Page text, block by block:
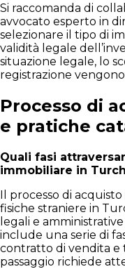
Si raccomanda di
avvocato esperto in
selezionare il tipo di
validità legale
situazione legale, lo
registrazione
Processo di
e pratiche
Quali fasi
immobiliare in
Il processo di
fisiche straniere in
legali e
include una serie di
contratto di vendita e
passaggio richiede